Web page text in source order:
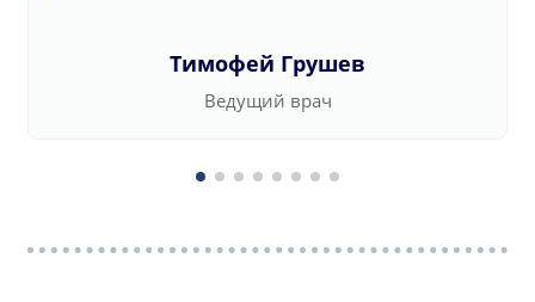
Тимофей Грушев
Ведущий врач